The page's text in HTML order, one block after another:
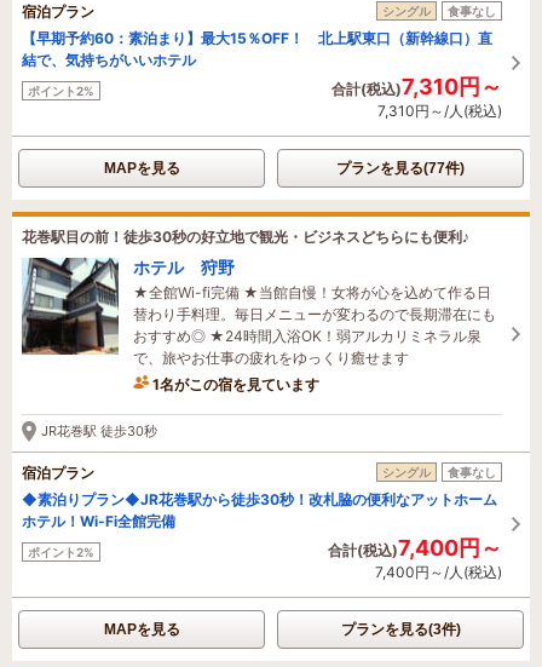
宿泊プラン シングル 食事なし
【早期予約60：素泊まり】最大15％OFF！ 北上駅東口（新幹線口）直
結で、気持ちがいいホテル
ポイント2% 合計(税込)7,310円～
7,310円～/人(税込)
MAPを見る プランを見る(77件)
花巻駅目の前！徒歩30秒の好立地で観光・ビジネスどちらにも便利♪
ホテル 狩野
★全館Wi-fi完備 ★当館自慢！女将が心を込めて作る日
替わり手料理。毎日メニューが変わるので長期滞在にも
おすすめ◎ ★24時間入浴OK！弱アルカリミネラル泉
で、旅やお仕事の疲れをゆっくり癒せます
1名がこの宿を見ています
17時間前に予約されました
JR花巻駅 徒歩30秒
宿泊プラン シングル 食事なし
◆素泊りプラン◆JR花巻駅から徒歩30秒！改札脇の便利なアットホーム
ホテル！Wi-Fi全館完備
ポイント2% 合計(税込)7,400円～
7,400円～/人(税込)
MAPを見る プランを見る(3件)